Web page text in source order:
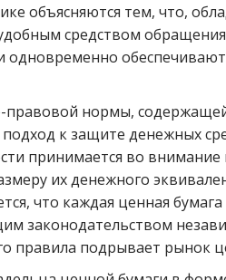
объясняются тем, что,
средством
одновременно
нормы,
к защите денежных
принимается во
их денежного
что каждая ценная
законодательством
правила подрывает рынок